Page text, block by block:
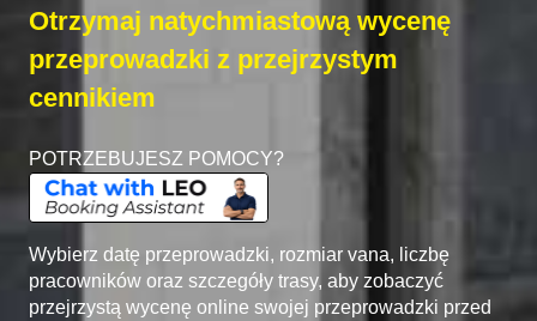
Otrzymaj natychmiastową wycenę
przeprowadzki z przejrzystym
cennikiem
POTRZEBUJESZ POMOCY?
Wybierz datę przeprowadzki, rozmiar vana, liczbę
pracowników oraz szczegóły trasy, aby zobaczyć
przejrzystą wycenę online swojej przeprowadzki przed